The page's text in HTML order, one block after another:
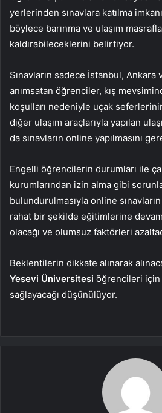
yerlerinden sınavlara katılma
böylece barınma ve ulaşım
kaldırabileceklerini belirtiyor.
Sınavların sadece İstanbul, Ankara
anımsatan öğrenciler, kış
koşulları nedeniyle uçak
diğer ulaşım araçlarıyla yapılan
da sınavların online yapılmasını
Engelli öğrencilerin durumları ile
kurumlarından izin alma gibi
bulundurulmasıyla online
rahat bir şekilde eğitimlerine
olacağı ve olumsuz faktörleri
Beklentilerin dikkate alınarak
Yesevi Üniversitesi öğrencileri için
sağlayacağı düşünülüyor.